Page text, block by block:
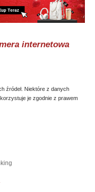
internetowa
źródeł. Niektóre z danych
je zgodnie z prawem